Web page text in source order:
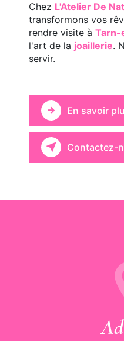
Chez L'Atelier De
transformons vos
rendre visite à Tarn-
l'art de la joaillerie.
servir.
En savoir
Contactez-